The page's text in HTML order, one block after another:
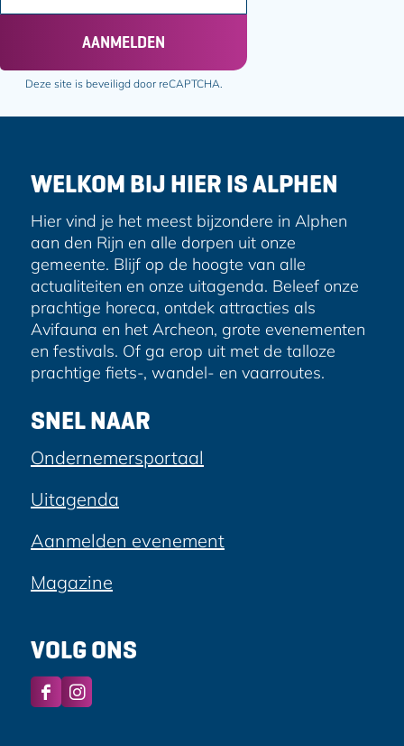
m
l
d
AANMELDEN
Deze site is beveiligd door reCAPTCHA.
WELKOM BIJ HIER IS ALPHEN
Hier vind je het meest bijzondere in Alphen
aan den Rijn en alle dorpen uit onze
gemeente. Blijf op de hoogte van alle
actualiteiten en onze uitagenda. Beleef onze
prachtige horeca, ontdek attracties als
Avifauna en het Archeon, grote evenementen
en festivals. Of ga erop uit met de talloze
prachtige fiets-, wandel- en vaarroutes.
SNEL NAAR
Ondernemersportaal
Uitagenda
Aanmelden evenement
Magazine
VOLG ONS
F
I